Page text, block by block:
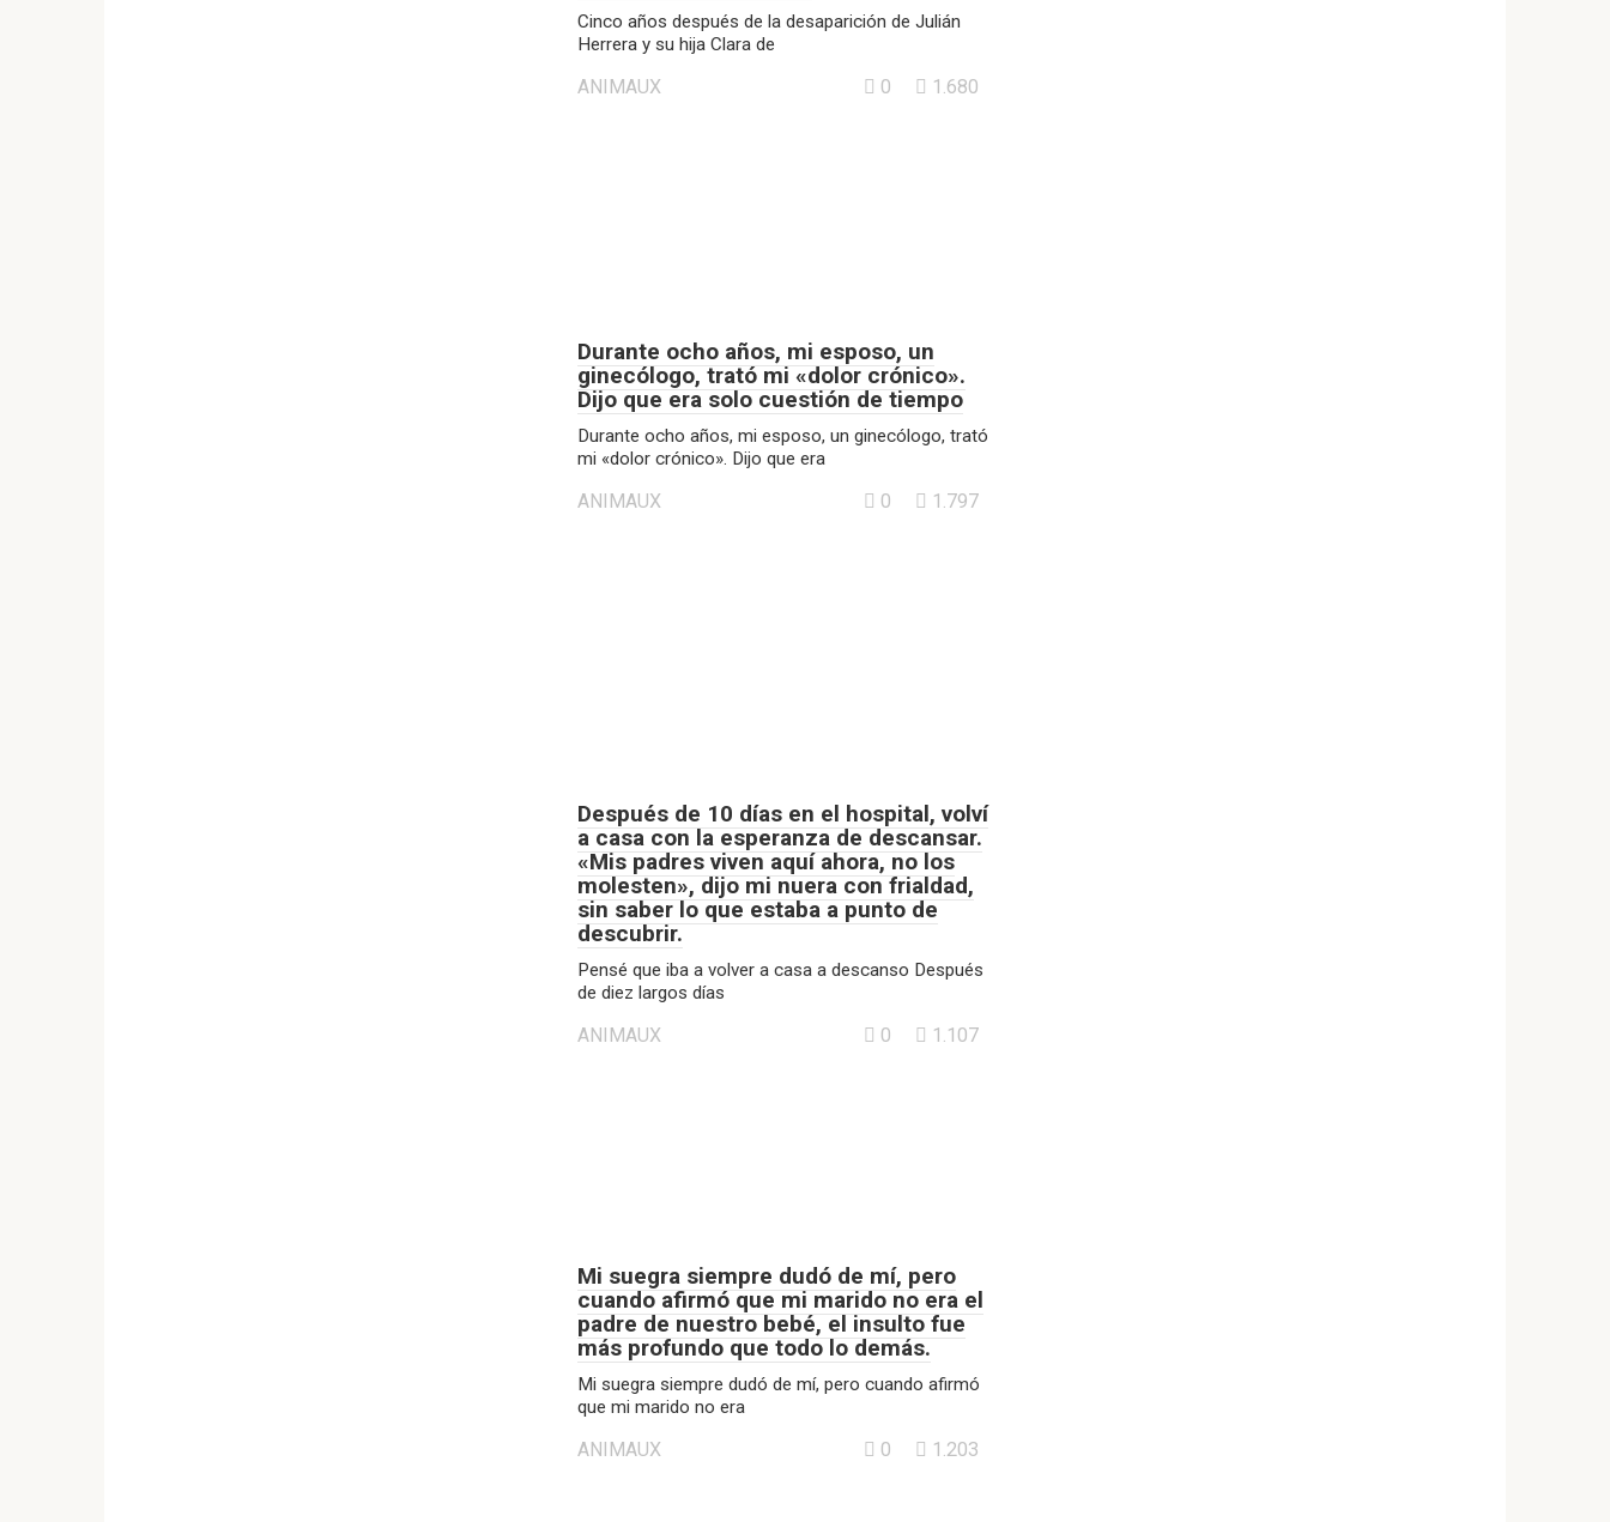
Cinco años después de la desaparición de Julián
Herrera y su hija Clara de
ANIMAUX 0 1.680
Durante ocho años, mi esposo, un
ginecólogo, trató mi «dolor crónico».
Dijo que era solo cuestión de tiempo
Durante ocho años, mi esposo, un ginecólogo, trató
mi «dolor crónico». Dijo que era
ANIMAUX 0 1.797
Después de 10 días en el hospital, volví
a casa con la esperanza de descansar.
«Mis padres viven aquí ahora, no los
molesten», dijo mi nuera con frialdad,
sin saber lo que estaba a punto de
descubrir.
Pensé que iba a volver a casa a descanso Después
de diez largos días
ANIMAUX 0 1.107
Mi suegra siempre dudó de mí, pero
cuando afirmó que mi marido no era el
padre de nuestro bebé, el insulto fue
más profundo que todo lo demás.
Mi suegra siempre dudó de mí, pero cuando afirmó
que mi marido no era
ANIMAUX 0 1.203